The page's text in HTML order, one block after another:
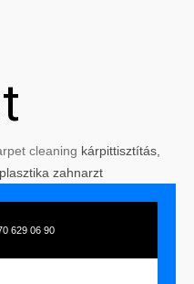
cleaning kárpittisztítás,
zahnarzt
629 06 90